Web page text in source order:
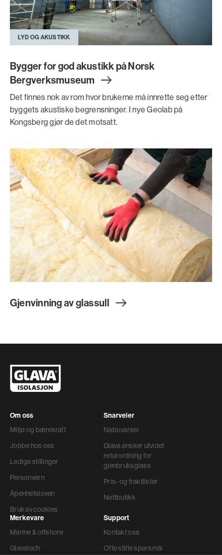
LYD OG AKUSTIKK
Bygger for god akustikk på Norsk
Bergverksmuseum
Det finnes nok av rom hvor brukerne må innrette seg etter
byggets akustiske begrensninger. I nye Geolab på
Kongsberg gjør de det motsatt.
Gjenvinning av glassull
Om oss
Miljø og bærekraft
Jobbe hos oss
Ledige stillinger
Personvern
Åpenhetsloven
Bruk av cookies
Snarveier
Nabovarsel
Glava ønsker utvidet
returordning for
gjenbruksglass
Pris- og fraktlister
Nettbutikk
Merkevare
Marine & offshore
Glavatech
Support
Kontakt oss
Ofte stilte spørsmål